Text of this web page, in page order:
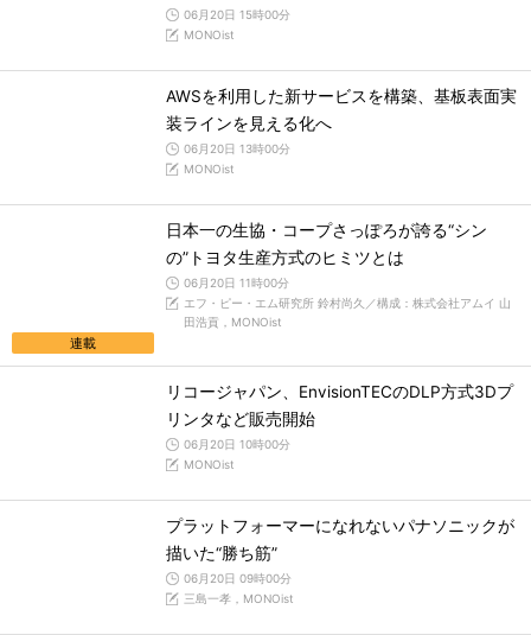
06月20日 15時00分
MONOist
AWSを利用した新サービスを構築、基板表面実
装ラインを見える化へ
06月20日 13時00分
MONOist
連載
日本一の生協・コープさっぽろが誇る“シン
の”トヨタ生産方式のヒミツとは
06月20日 11時00分
エフ・ピー・エム研究所 鈴村尚久／構成：株式会社アムイ 山
田浩貢，MONOist
リコージャパン、EnvisionTECのDLP方式3Dプ
リンタなど販売開始
06月20日 10時00分
MONOist
プラットフォーマーになれないパナソニックが
描いた“勝ち筋”
06月20日 09時00分
三島一孝，MONOist